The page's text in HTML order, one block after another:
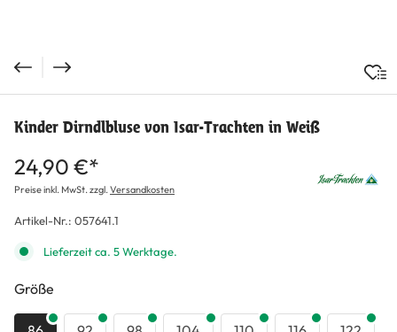
Kinder Dirndlbluse von Isar-Trachten in Weiß
24,90 €*
Preise inkl. MwSt. zzgl.Versandkosten
Artikel-Nr.: 057641.1
Lieferzeit ca. 5 Werktage.
Größe